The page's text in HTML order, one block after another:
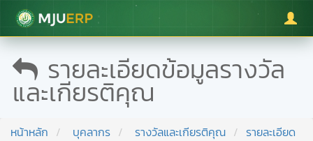
มหาวิทยาลัยแม่โจ้
รายละเอียดข้อมูลรางวัล
และเกียรติคุณ
หน้าหลัก บุคลากร รางวัลและเกียรติคุณ รายละเอียด